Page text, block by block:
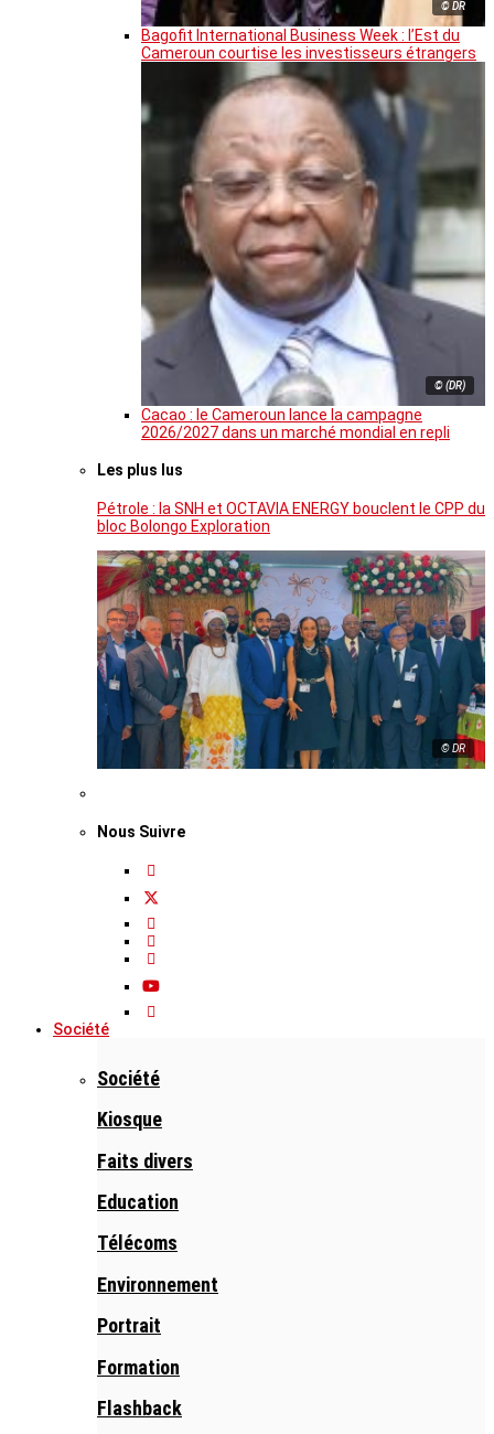
© DR
Bagofit International Business Week : l’Est du
Cameroun courtise les investisseurs étrangers
© (DR)
Cacao : le Cameroun lance la campagne
2026/2027 dans un marché mondial en repli
Les plus lus
Pétrole : la SNH et OCTAVIA ENERGY bouclent le CPP du
bloc Bolongo Exploration
© DR
Nous Suivre
Société
Société
Kiosque
Faits divers
Education
Télécoms
Environnement
Portrait
Formation
Flashback